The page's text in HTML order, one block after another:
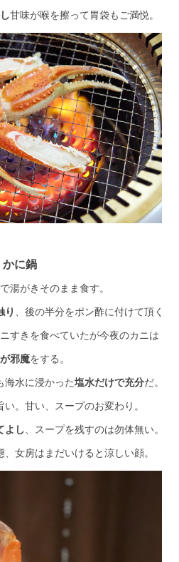
甘味が喉を擦って胃袋もご満悦。
かに鍋
湯がきそのまま食す。
り 、後の半分をポン酢に付けて頂く
すきを食べていたが今夜のカニは
邪魔をする。
海水に浸かった塩水だけで充分だ。
。甘い、スープのお変わり。
よし、スープを残すのは勿体無い。
女房はまだいけると涼しい顔。